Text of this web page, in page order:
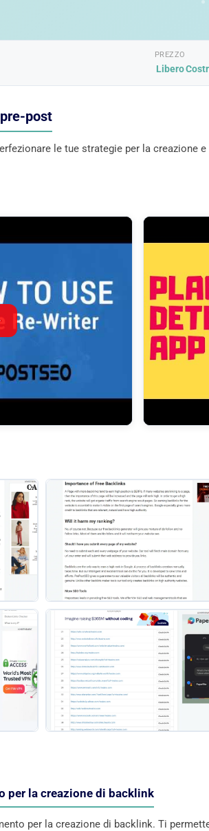
PREZZO
Libero
post
le tue strategie per la creazione
per la creazione di backlink
per la creazione di backlink. Ti